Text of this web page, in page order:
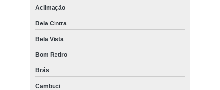
Aclimação
Bela Cintra
Bela Vista
Bom Retiro
Brás
Cambuci